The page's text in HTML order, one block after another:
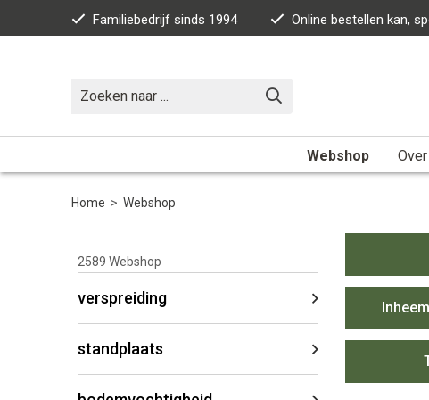
Familiebedrijf sinds 1994 Online bestellen kan,
Webshop
Home > Webshop
2589 Webshop
verspreiding
standplaats